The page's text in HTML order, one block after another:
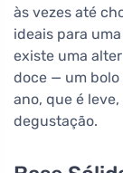
às vezes até
ideais para
existe uma
doce — um bolo
ano, que é
degustação.